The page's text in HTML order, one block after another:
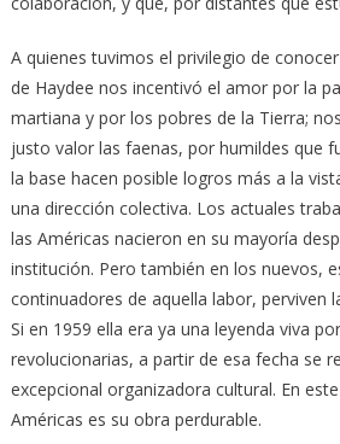
A quienes tuvimos el privilegio de
de Haydee nos incentivó el amor por la
martiana y por los pobres de la Tierra;
justo valor las faenas, por humildes que
la base hacen posible logros más a la
una dirección colectiva. Los actuales
las Américas nacieron en su mayoría
institución. Pero también en los nuevos,
continuadores de aquella labor, perviven
Si en 1959 ella era ya una leyenda viva
revolucionarias, a partir de esa fecha se
excepcional organizadora cultural. En
Américas es su obra perdurable.